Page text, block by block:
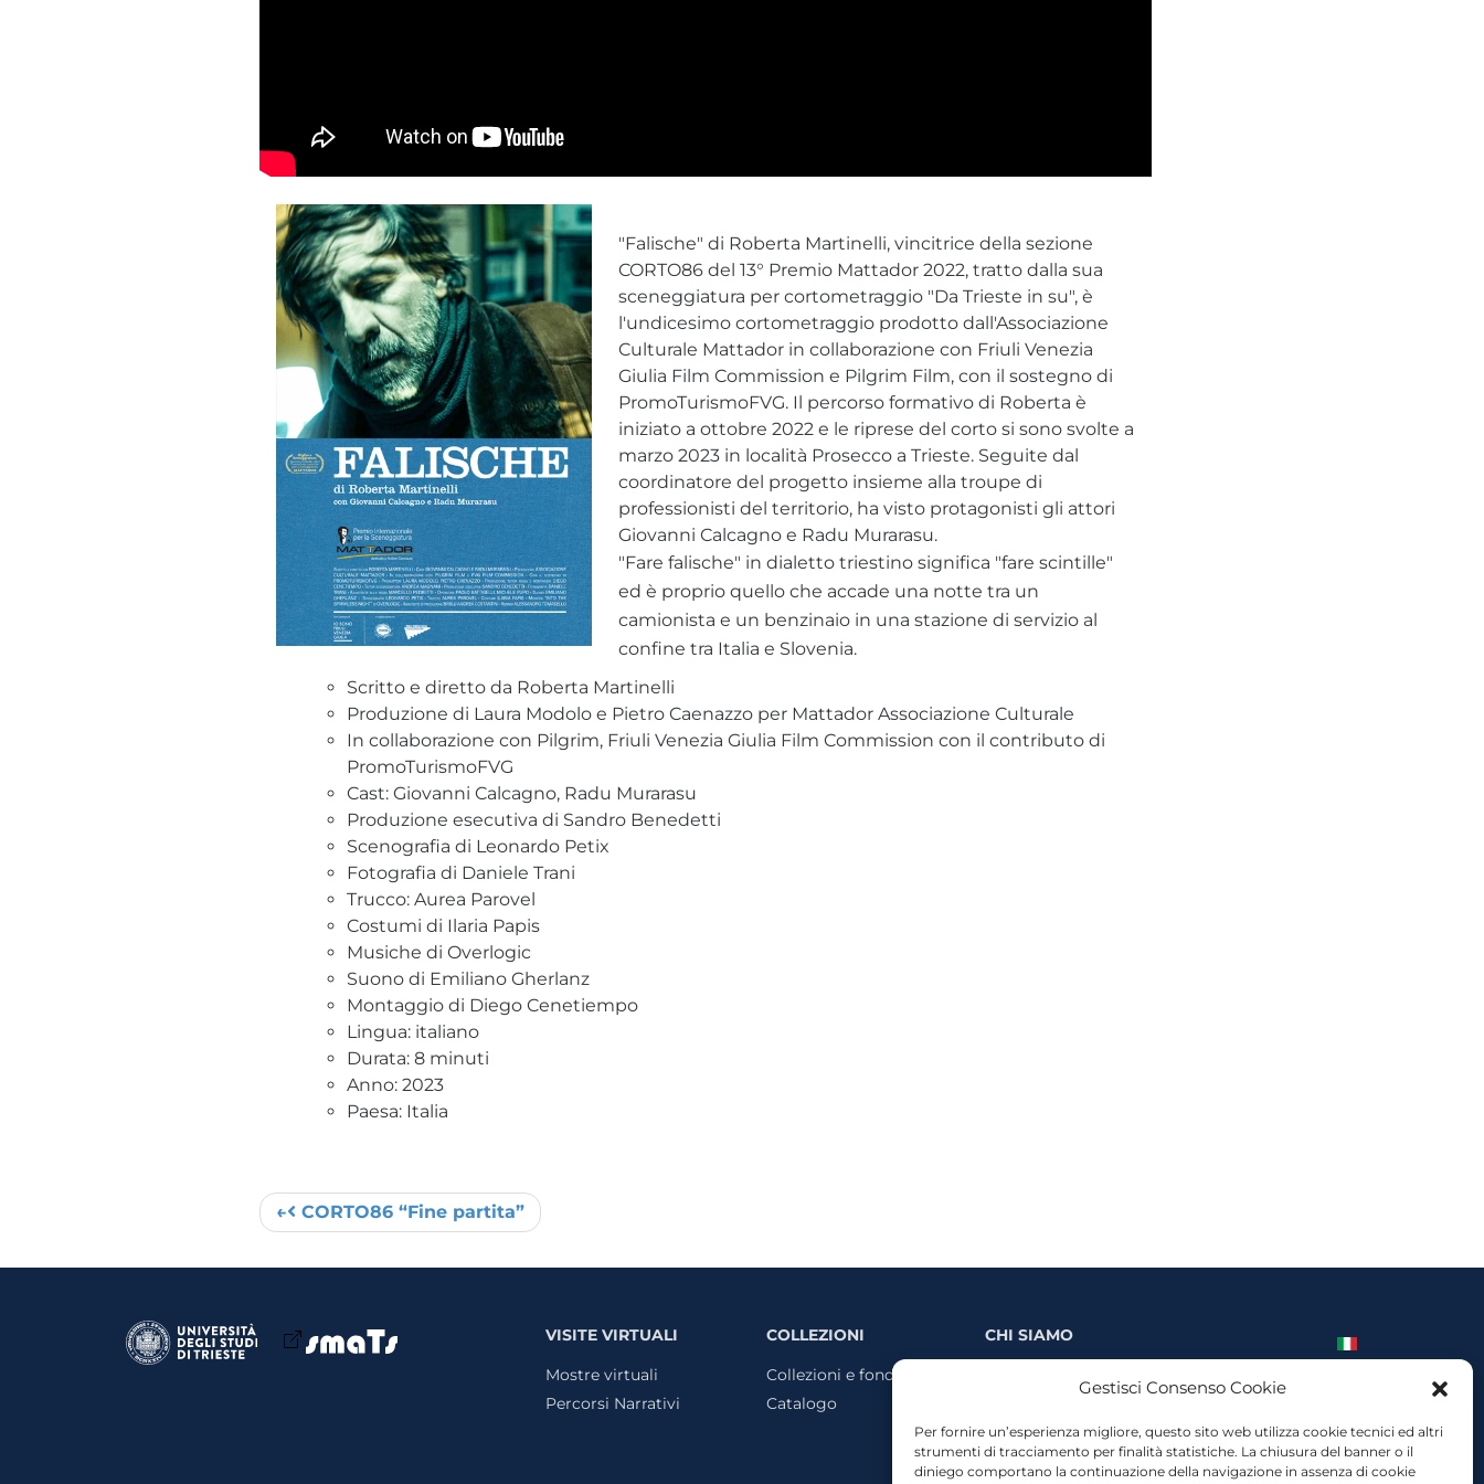
Gestisci Consenso Cookie
Per fornire un’esperienza migliore, questo sito web utilizza cookie tecnici ed altri
strumenti di tracciamento per finalità statistiche. La chiusura del banner o il
diniego comportano la continuazione della navigazione in assenza di cookie
"Falische" di Roberta Martinelli, vincitrice della sezione
CORTO86 del 13° Premio Mattador 2022, tratto dalla sua
sceneggiatura per cortometraggio "Da Trieste in su", è
l'undicesimo cortometraggio prodotto dall'Associazione
Culturale Mattador in collaborazione con Friuli Venezia
Giulia Film Commission e Pilgrim Film, con il sostegno di
PromoTurismoFVG. Il percorso formativo di Roberta è
iniziato a ottobre 2022 e le riprese del corto si sono svolte a
marzo 2023 in località Prosecco a Trieste. Seguite dal
coordinatore del progetto insieme alla troupe di
professionisti del territorio, ha visto protagonisti gli attori
Giovanni Calcagno e Radu Murarasu.
"Fare falische" in dialetto triestino significa "fare scintille"
ed è proprio quello che accade una notte tra un
camionista e un benzinaio in una stazione di servizio al
confine tra Italia e Slovenia.
Scritto e diretto da Roberta Martinelli
Produzione di Laura Modolo e Pietro Caenazzo per Mattador Associazione Culturale
In collaborazione con Pilgrim, Friuli Venezia Giulia Film Commission con il contributo di
PromoTurismoFVG
Cast: Giovanni Calcagno, Radu Murarasu
Produzione esecutiva di Sandro Benedetti
Scenografia di Leonardo Petix
Fotografia di Daniele Trani
Trucco: Aurea Parovel
Costumi di Ilaria Papis
Musiche di Overlogic
Suono di Emiliano Gherlanz
Montaggio di Diego Cenetiempo
Lingua: italiano
Durata: 8 minuti
Anno: 2023
Paesa: Italia
Post navigation
CORTO86 “Fine partita”
VISITE VIRTUALI
Mostre virtuali
Percorsi Narrativi
COLLEZIONI
Collezioni e fondi
Catalogo
CHI SIAMO
Donazioni allo smaTs
Contatti